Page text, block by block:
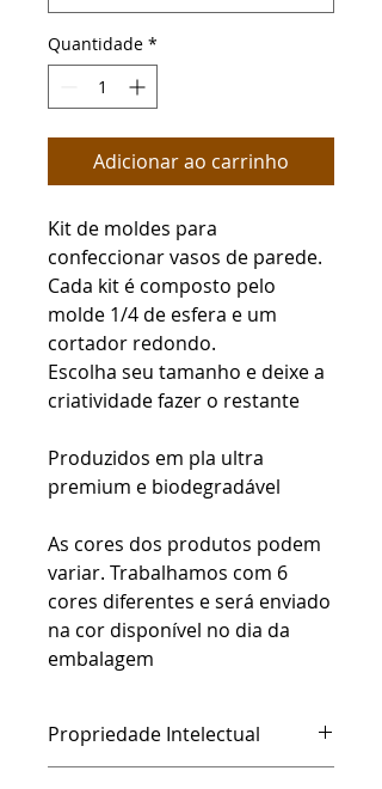
Quantidade *
Adicionar ao carrinho
Kit de moldes para
confeccionar vasos de parede.
Cada kit é composto pelo
molde 1/4 de esfera e um
cortador redondo.
Escolha seu tamanho e deixe a
criatividade fazer o restante
Produzidos em pla ultra
premium e biodegradável
As cores dos produtos podem
variar. Trabalhamos com 6
cores diferentes e será enviado
na cor disponível no dia da
embalagem
Propriedade Intelectual